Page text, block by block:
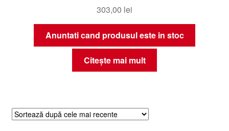
303,00 lei
Anuntati cand produsul este in stoc
Citește mai mult